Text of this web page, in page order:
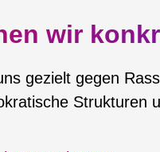
wir
gezielt gegen
Strukturen